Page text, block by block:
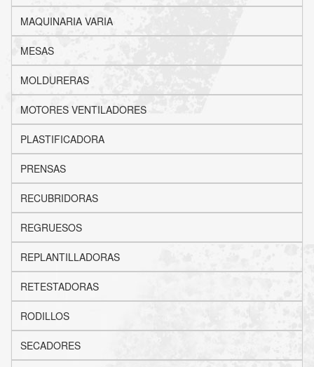
MAQUINARIA VARIA
MESAS
MOLDURERAS
MOTORES VENTILADORES
PLASTIFICADORA
PRENSAS
RECUBRIDORAS
REGRUESOS
REPLANTILLADORAS
RETESTADORAS
RODILLOS
SECADORES